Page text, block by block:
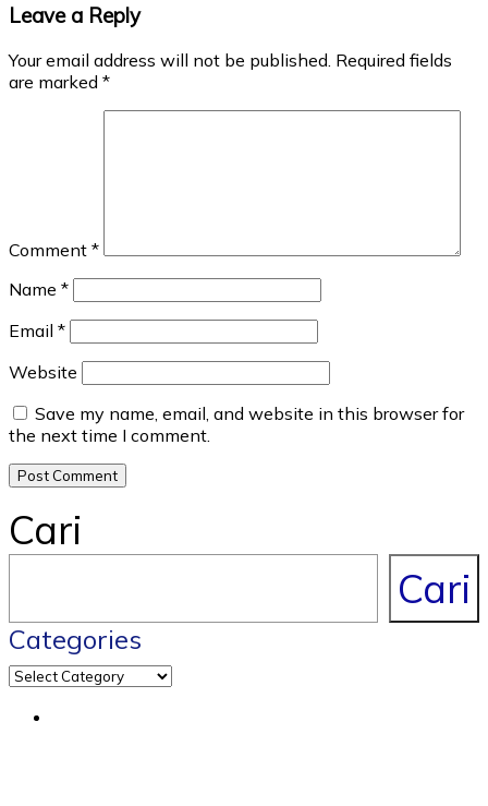
Leave a Reply
Your email address will not be published. Required fields
are marked *
Comment *
Name *
Email *
Website
Save my name, email, and website in this browser for
the next time I comment.
Cari
Cari
Categories